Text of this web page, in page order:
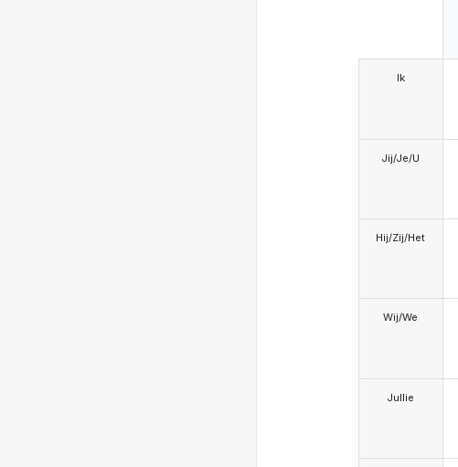
Ik
Jij/Je/U
Hij/Zij/Het
Wij/We
Jullie